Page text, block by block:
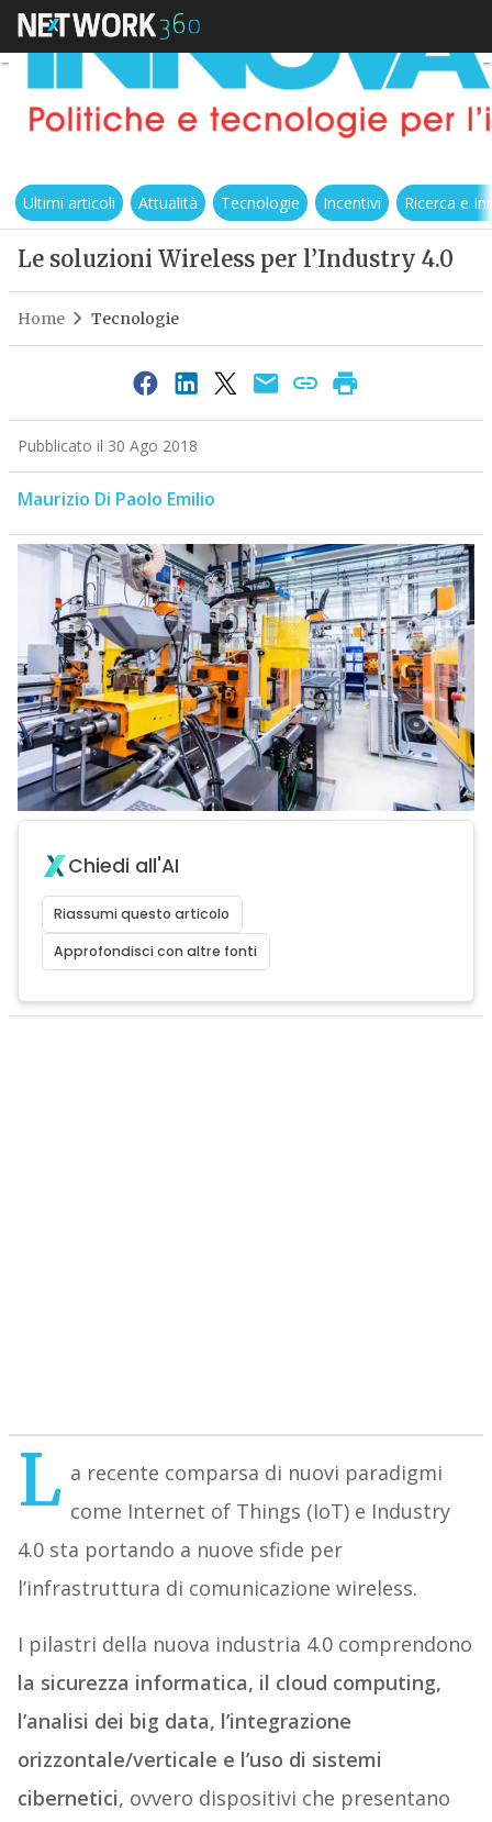
Ultimi articoli Attualità Tecnologie Incentivi Ricerca e
Le soluzioni Wireless per l’Industry 4.0
Home Tecnologie
Pubblicato il 30 Ago 2018
Maurizio Di Paolo Emilio
Chiedi all'AI
Riassumi questo articolo
Approfondisci con altre fonti
L a recente comparsa di nuovi paradigmi
come Internet of Things (IoT) e Industry
4.0 sta portando a nuove sfide per
l’infrastruttura di comunicazione wireless.
I pilastri della nuova industria 4.0 comprendono
la sicurezza informatica, il cloud computing,
l’analisi dei big data, l’integrazione
orizzontale/verticale e l’uso di sistemi
cibernetici, ovvero dispositivi che presentano